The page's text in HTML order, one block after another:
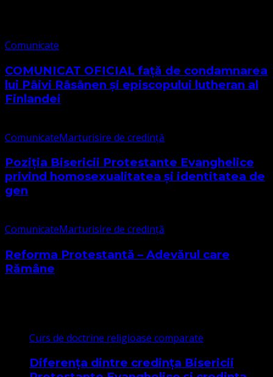
Comunicate
COMUNICAT OFICIAL față de condamnarea
lui Päivi Räsänen și episcopului lutheran al
Finlandei
ComunicateMarturisire de credință
Poziția Bisericii Protestante Evanghelice
privind homosexualitatea și identitatea de
gen
ComunicateMarturisire de credință
Reforma Protestantă – Adevărul care
Rămâne
Curs de doctrine religioase comparate
Diferența dintre credința Bisericii